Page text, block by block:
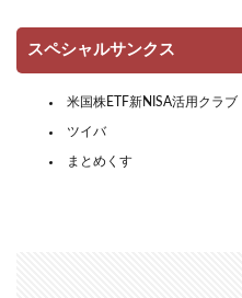
スペシャルサンクス
米国株ETF新NISA活用クラブ
ツイバ
まとめくす